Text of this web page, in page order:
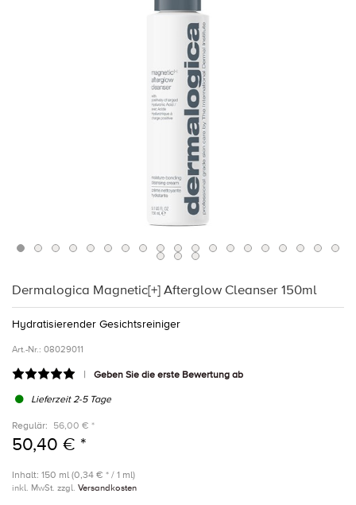
Dermalogica Magnetic[+] Afterglow Cleanser 150ml
Hydratisierender Gesichtsreiniger
Art.-Nr.: 08029011
Geben Sie die erste Bewertung ab
Lieferzeit 2-5 Tage
Regulär: 56,00 € *
50,40 € *
Inhalt: 150 ml (0,34 € * / 1 ml)
inkl. MwSt. zzgl. Versandkosten